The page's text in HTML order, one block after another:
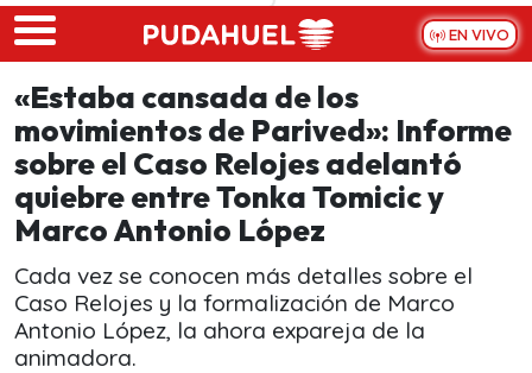
Skip to main content
EN VIVO
«Estaba cansada de los
movimientos de Parived»: Informe
sobre el Caso Relojes adelantó
quiebre entre Tonka Tomicic y
Marco Antonio López
Cada vez se conocen más detalles sobre el
Caso Relojes y la formalización de Marco
Antonio López, la ahora expareja de la
animadora.